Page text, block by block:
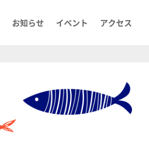
お知らせ イベント アクセス